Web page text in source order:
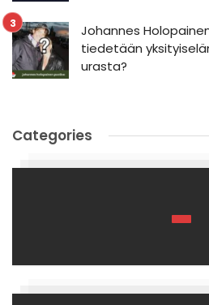
Johannes
tiedetään
urasta?
Categories